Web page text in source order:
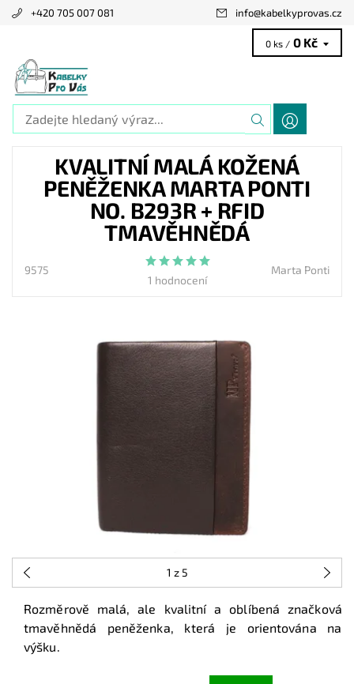
+420 705 007 081 info@kabelkyprovas.cz
0 ks / 0 Kč
KVALITNÍ MALÁ KOŽENÁ
PENĚŽENKA MARTA PONTI
NO. B293R + RFID
TMAVĚHNĚDÁ
9575
1 hodnocení
Marta Ponti
1 z 5
Rozměrově malá, ale kvalitní a oblíbená značková
tmavěhnědá peněženka, která je orientována na
výšku.